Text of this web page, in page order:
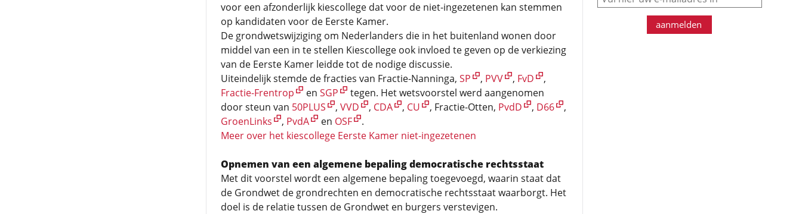
voor een afzonderlijk kiescollege dat voor de niet-ingezetenen kan stemmen
op kandidaten voor de Eerste Kamer.
De grondwetswijziging om Nederlanders die in het buitenland wonen door
middel van een in te stellen Kiescollege ook invloed te geven op de verkiezing
van de Eerste Kamer leidde tot de nodige discussie.
Uiteindelijk stemde de fracties van Fractie-Nanninga, SP , PVV , FvD
,
Fractie-Frentrop
en SGP
tegen. Het wetsvoorstel werd aangenomen
door steun van 50PLUS , VVD , CDA , CU , Fractie-Otten, PvdD , D66
,
GroenLinks
, PvdA en OSF
.
Meer over het kiescollege Eerste Kamer niet-ingezetenen
Opnemen van een algemene bepaling democratische rechtsstaat
Met dit voorstel wordt een algemene bepaling toegevoegd, waarin staat dat
de Grondwet de grondrechten en democratische rechtsstaat waarborgt. Het
doel is de relatie tussen de Grondwet en burgers verstevigen.
aanmelden